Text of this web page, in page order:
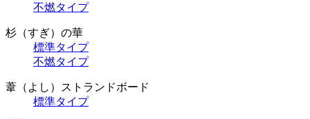
不燃タイプ
杉（すぎ）の華
標準タイプ
不燃タイプ
葦（よし）ストランドボード
標準タイプ